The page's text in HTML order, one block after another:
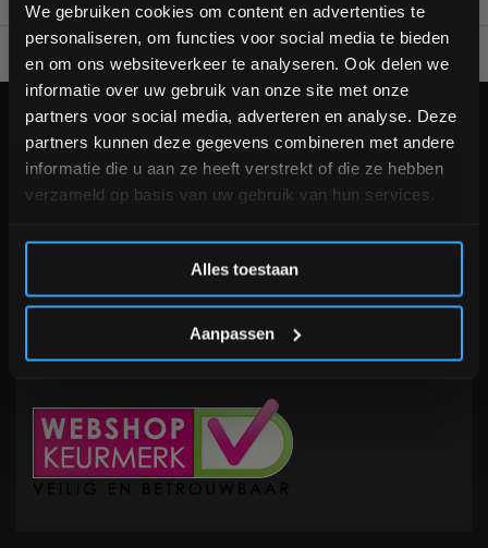
We gebruiken cookies om content en advertenties te
personaliseren, om functies voor social media te bieden
en om ons websiteverkeer te analyseren. Ook delen we
informatie over uw gebruik van onze site met onze
partners voor social media, adverteren en analyse. Deze
partners kunnen deze gegevens combineren met andere
informatie die u aan ze heeft verstrekt of die ze hebben
verzameld op basis van uw gebruik van hun services.
Alles toestaan
Aanpassen
Voor 95% direct uit voorraad geleverd Professionele
KLANTENSERVICE
Veelgestelde vragen
+31 (0)24 645 1309
Schrijf je in voor onze nieuwsbrief om op de hoogte te
blijven over onze nieuwe producten, deals en meer
interessante info. Ontvang 5% korting op je eerstvolgende
aankoop! 😀
Inschrijven
*Verzendkosten vallen buiten de korting